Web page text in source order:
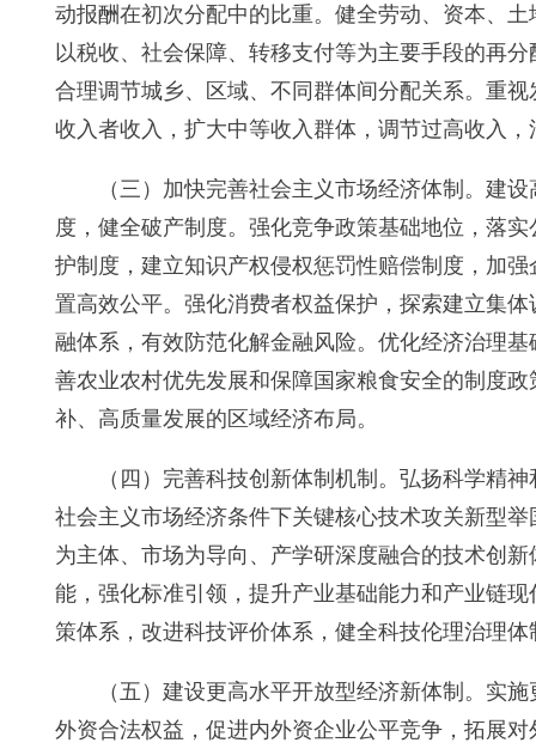
动报酬在初次分配中的比重。健全劳动、资本、
以税收、社会保障、转移支付等为主要手段的再
合理调节城乡、区域、不同群体间分配关系。重
收入者收入，扩大中等收入群体，调节过高收入
（三）加快完善社会主义市场经济体制。建
度，健全破产制度。强化竞争政策基础地位，落
护制度，建立知识产权侵权惩罚性赔偿制度，加
置高效公平。强化消费者权益保护，探索建立集
融体系，有效防范化解金融风险。优化经济治理
善农业农村优先发展和保障国家粮食安全的制度
补、高质量发展的区域经济布局。
（四）完善科技创新体制机制。弘扬科学精
社会主义市场经济条件下关键核心技术攻关新型
为主体、市场为导向、产学研深度融合的技术创
能，强化标准引领，提升产业基础能力和产业链
策体系，改进科技评价体系，健全科技伦理治理体
（五）建设更高水平开放型经济新体制。实
外资合法权益，促进内外资企业公平竞争，拓展